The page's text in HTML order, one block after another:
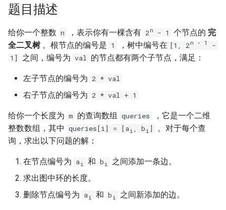
搜
引
擎
7. 重建二叉树
9. 用两个栈实现队列
10.1. 斐波那契数列
10.2. 青蛙跳台阶问题
11. 旋转数组的最小数字
13. 机器人的运动范围
数
4. 只出现一次的数字
5. 单词长度的最大乘积
6. 排序数组中两个数字之和
7. 数组中和为 0 的三个数
8. 和大于等于 target 的最短子
数组
10. 和为 k 的子数组
1.5. 一次编辑
1.6. 字符串压缩
1.7. 旋转矩阵
1.8. 零矩阵
1.9. 字符串轮转
2.2. 返回倒数第 k 个节点
题目描述
给你一个整数 n ，表示你有一棵含有 2n - 1 个节点的 完
全二叉树。根节点的编号是 1 ，树中编号在 [1, 2n - 1
-
1]
之间，编号为 val 的节点都有两个子节点，满足：
左子节点的编号为 2 * val
右子节点的编号为 2 * val + 1
给你一个长度为 m 的查询数组 queries
，它是一个二维
整数数组，其中 queries[i] = [ai , b i ]
。对于每个查
询，求出以下问题的解：
在节点编号为 ai 和 b i
之间添加一条边。
求出图中环的长度。
删除节点编号为 ai 和 b i 之间新添加的边。